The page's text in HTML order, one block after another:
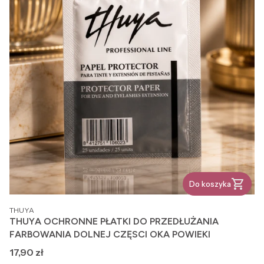
Do koszyka
PRODUCENT
THUYA
THUYA OCHRONNE PŁATKI DO PRZEDŁUŻANIA
FARBOWANIA DOLNEJ CZĘSCI OKA POWIEKI
Cena
17,90 zł